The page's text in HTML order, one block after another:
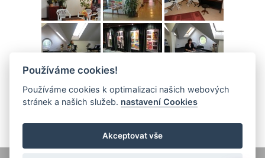
Používáme cookies!
Používáme cookies k optimalizaci našich webových
stránek a našich služeb. nastavení Cookies
Akceptovat vše